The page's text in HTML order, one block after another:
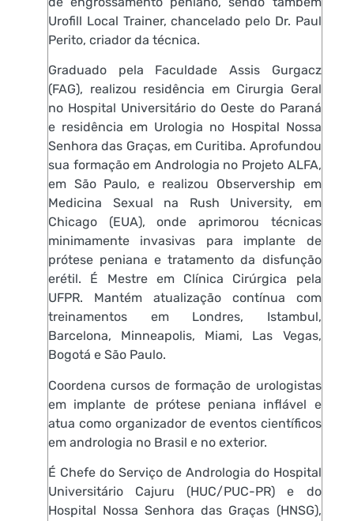
Urofill Local Trainer, chancelado pelo Dr. Paul
Perito, criador da técnica.
Graduado pela Faculdade Assis Gurgacz
(FAG), realizou residência em Cirurgia Geral
no Hospital Universitário do Oeste do Paraná
e residência em Urologia no Hospital Nossa
Senhora das Graças, em Curitiba. Aprofundou
sua formação em Andrologia no Projeto ALFA,
em São Paulo, e realizou Observership em
Medicina Sexual na Rush University, em
Chicago (EUA), onde aprimorou técnicas
minimamente invasivas para implante de
prótese peniana e tratamento da disfunção
erétil. É Mestre em Clínica Cirúrgica pela
UFPR. Mantém atualização contínua com
treinamentos em Londres, Istambul,
Barcelona, Minneapolis, Miami, Las Vegas,
Bogotá e São Paulo.
Coordena cursos de formação de urologistas
em implante de prótese peniana inflável e
atua como organizador de eventos científicos
em andrologia no Brasil e no exterior.
É Chefe do Serviço de Andrologia do Hospital
Universitário Cajuru (HUC/PUC-PR) e do
Hospital Nossa Senhora das Graças (HNSG),